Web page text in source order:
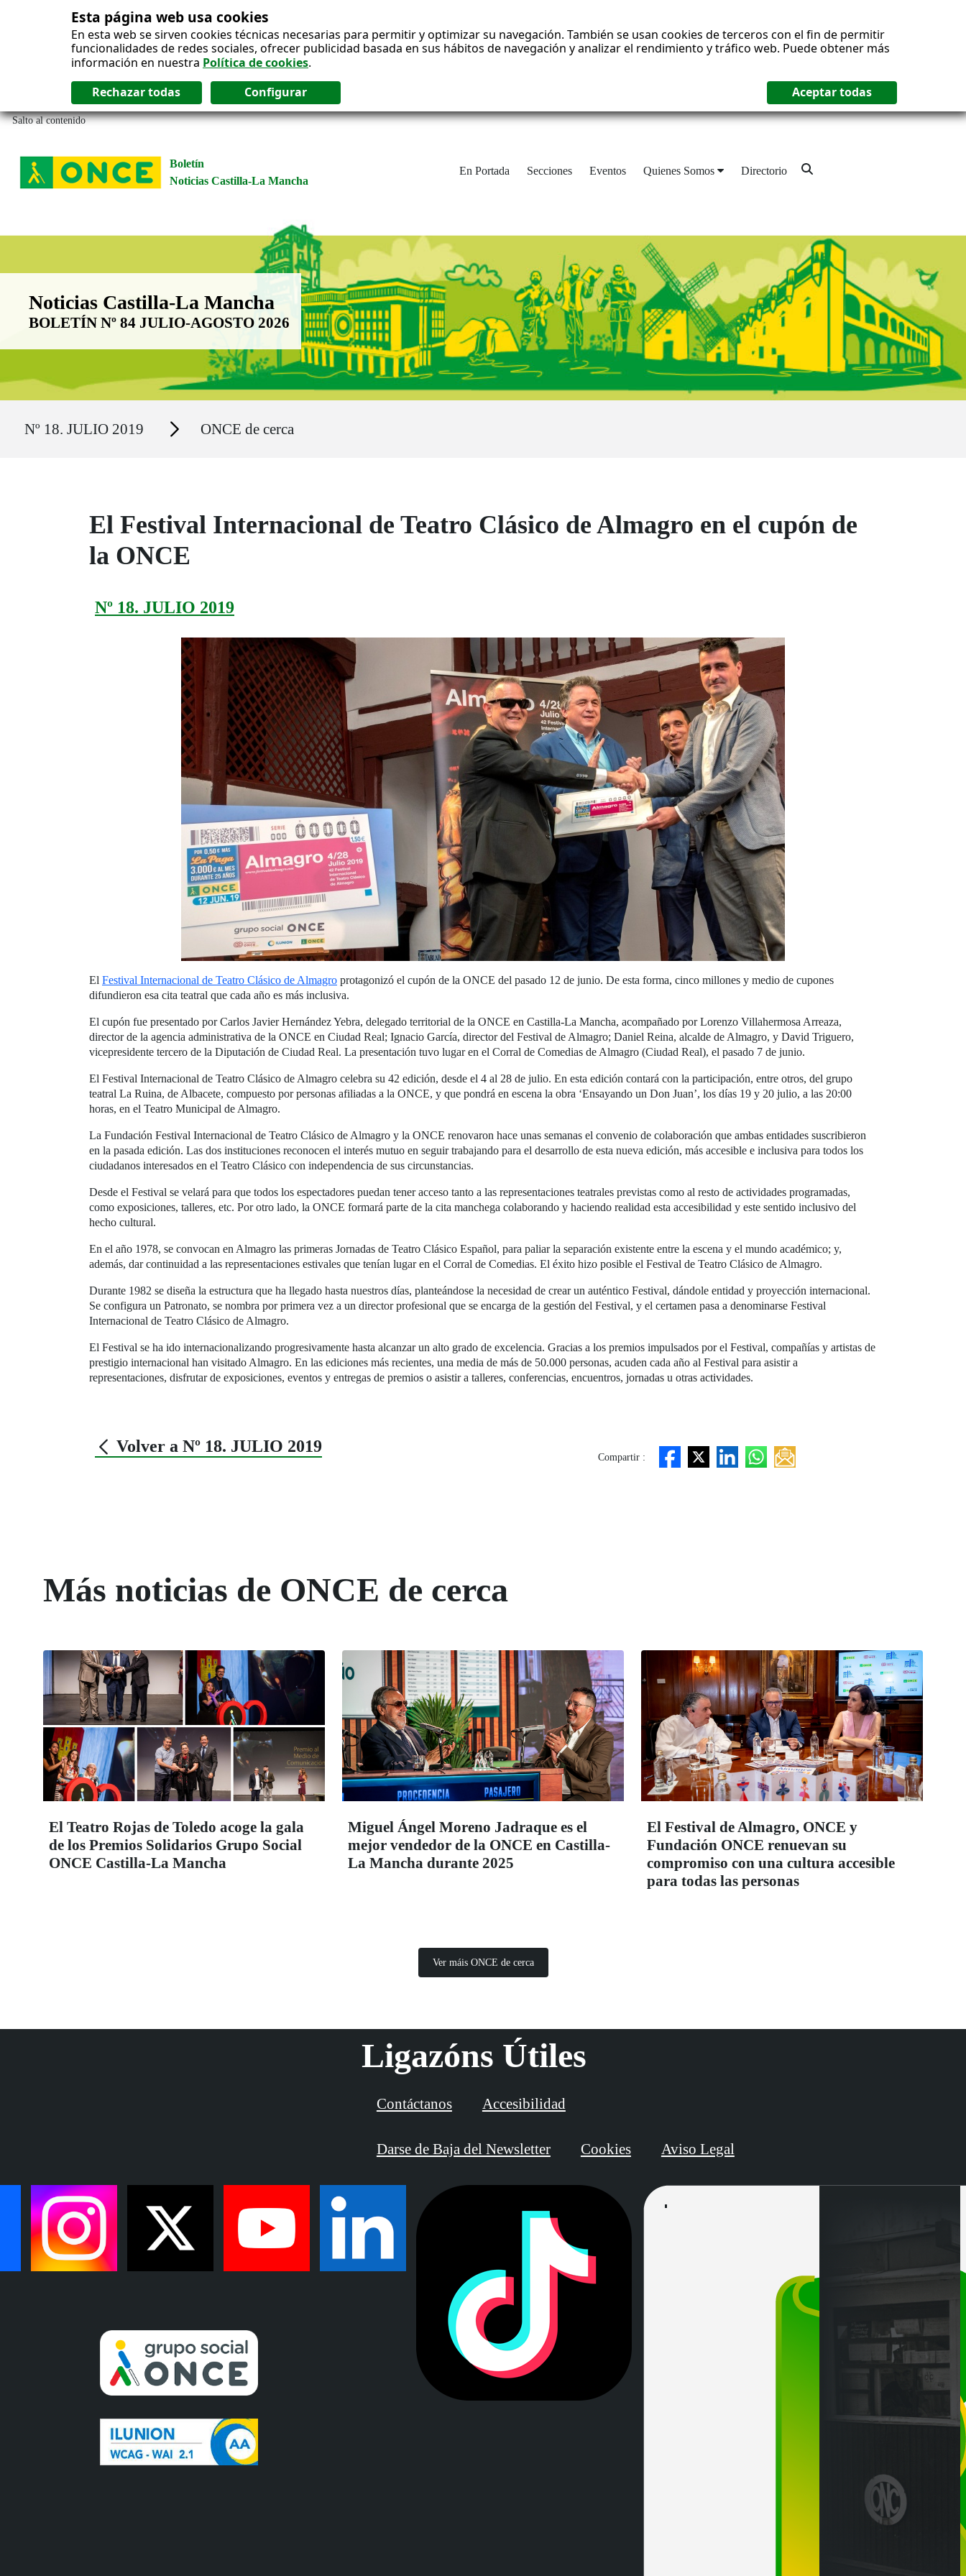
Esta página web usa cookies
En esta web se sirven cookies técnicas necesarias para permitir y optimizar su navegación. También se usan cookies de terceros con el fin de permitir
funcionalidades de redes sociales, ofrecer publicidad basada en sus hábitos de navegación y analizar el rendimiento y tráfico web. Puede obtener más
información en nuestra Política de cookies.
Salto al contenido
Boletín
Noticias Castilla-La Mancha
En Portada Secciones Eventos Quienes Somos Directorio
Boletín Noticias Castilla-La Mancha
Noticias Castilla-La Mancha
BOLETÍN Nº 84 JULIO-AGOSTO 2026
Nº 18. JULIO 2019 Secciones ONCE de cerca
El Festival Internacional de Teatro Clásico de Almagro en el cupón de
la ONCE
Nº 18. JULIO 2019
El Festival Internacional de Teatro Clásico de Almagro protagonizó el cupón de la ONCE del pasado 12 de junio. De esta forma, cinco millones y medio de cupones
difundieron esa cita teatral que cada año es más inclusiva.
El cupón fue presentado por Carlos Javier Hernández Yebra, delegado territorial de la ONCE en Castilla-La Mancha, acompañado por Lorenzo Villahermosa Arreaza,
director de la agencia administrativa de la ONCE en Ciudad Real; Ignacio García, director del Festival de Almagro; Daniel Reina, alcalde de Almagro, y David Triguero,
vicepresidente tercero de la Diputación de Ciudad Real. La presentación tuvo lugar en el Corral de Comedias de Almagro (Ciudad Real), el pasado 7 de junio.
El Festival Internacional de Teatro Clásico de Almagro celebra su 42 edición, desde el 4 al 28 de julio. En esta edición contará con la participación, entre otros, del grupo
teatral La Ruina, de Albacete, compuesto por personas afiliadas a la ONCE, y que pondrá en escena la obra ‘Ensayando un Don Juan’, los días 19 y 20 julio, a las 20:00
horas, en el Teatro Municipal de Almagro.
La Fundación Festival Internacional de Teatro Clásico de Almagro y la ONCE renovaron hace unas semanas el convenio de colaboración que ambas entidades suscribieron
en la pasada edición. Las dos instituciones reconocen el interés mutuo en seguir trabajando para el desarrollo de esta nueva edición, más accesible e inclusiva para todos los
ciudadanos interesados en el Teatro Clásico con independencia de sus circunstancias.
Desde el Festival se velará para que todos los espectadores puedan tener acceso tanto a las representaciones teatrales previstas como al resto de actividades programadas,
como exposiciones, talleres, etc. Por otro lado, la ONCE formará parte de la cita manchega colaborando y haciendo realidad esta accesibilidad y este sentido inclusivo del
hecho cultural.
En el año 1978, se convocan en Almagro las primeras Jornadas de Teatro Clásico Español, para paliar la separación existente entre la escena y el mundo académico; y,
además, dar continuidad a las representaciones estivales que tenían lugar en el Corral de Comedias. El éxito hizo posible el Festival de Teatro Clásico de Almagro.
Durante 1982 se diseña la estructura que ha llegado hasta nuestros días, planteándose la necesidad de crear un auténtico Festival, dándole entidad y proyección internacional.
Se configura un Patronato, se nombra por primera vez a un director profesional que se encarga de la gestión del Festival, y el certamen pasa a denominarse Festival
Internacional de Teatro Clásico de Almagro.
El Festival se ha ido internacionalizando progresivamente hasta alcanzar un alto grado de excelencia. Gracias a los premios impulsados por el Festival, compañías y artistas de
prestigio internacional han visitado Almagro. En las ediciones más recientes, una media de más de 50.000 personas, acuden cada año al Festival para asistir a
representaciones, disfrutar de exposiciones, eventos y entregas de premios o asistir a talleres, conferencias, encuentros, jornadas u otras actividades.
Volver a Nº 18. JULIO 2019
Compartir :
Más noticias de ONCE de cerca
El Teatro Rojas de Toledo acoge la gala
de los Premios Solidarios Grupo Social
ONCE Castilla-La Mancha
Miguel Ángel Moreno Jadraque es el
mejor vendedor de la ONCE en Castilla-
La Mancha durante 2025
El Festival de Almagro, ONCE y
Fundación ONCE renuevan su
compromiso con una cultura accesible
para todas las personas
Ver máis ONCE de cerca
Ligazóns Útiles
Contáctanos Accesibilidad
Darse de Baja del Newsletter Cookies Aviso Legal